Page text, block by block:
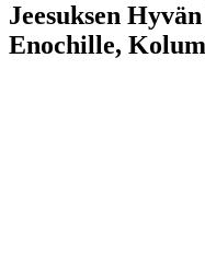
Jeesuksen
Enochille,